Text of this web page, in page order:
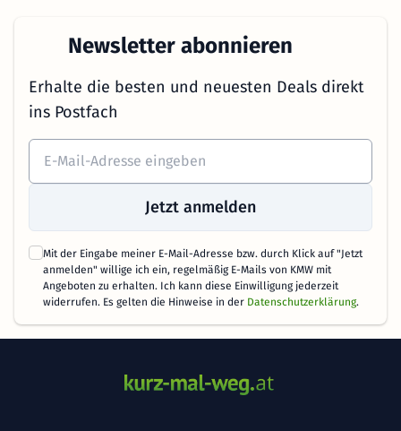
Newsletter abonnieren
Erhalte die besten und neuesten Deals direkt
ins Postfach
Jetzt anmelden
Mit der Eingabe meiner E-Mail-Adresse bzw. durch Klick auf "Jetzt
anmelden" willige ich ein, regelmäßig E-Mails von KMW mit
Angeboten zu erhalten. Ich kann diese Einwilligung jederzeit
widerrufen. Es gelten die Hinweise in der Datenschutzerklärung.